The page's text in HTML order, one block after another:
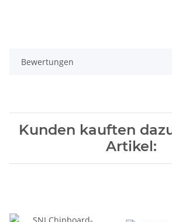
Bewertungen
Kunden kauften
Artikel: